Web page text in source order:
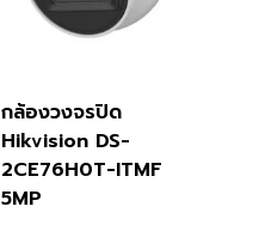
กล้องวงจรปิด
Hikvision DS-
2CE76H0T-ITMF
5MP